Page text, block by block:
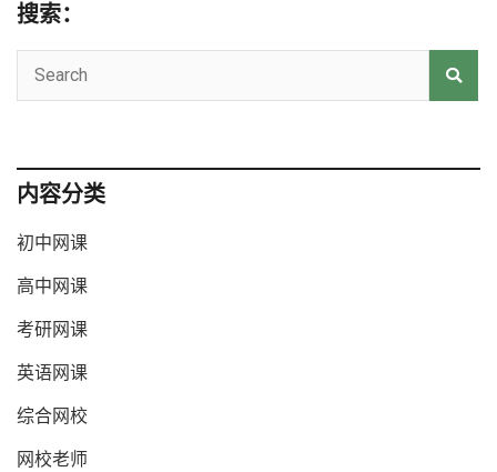
搜索：
内容分类
初中网课
高中网课
考研网课
英语网课
综合网校
网校老师